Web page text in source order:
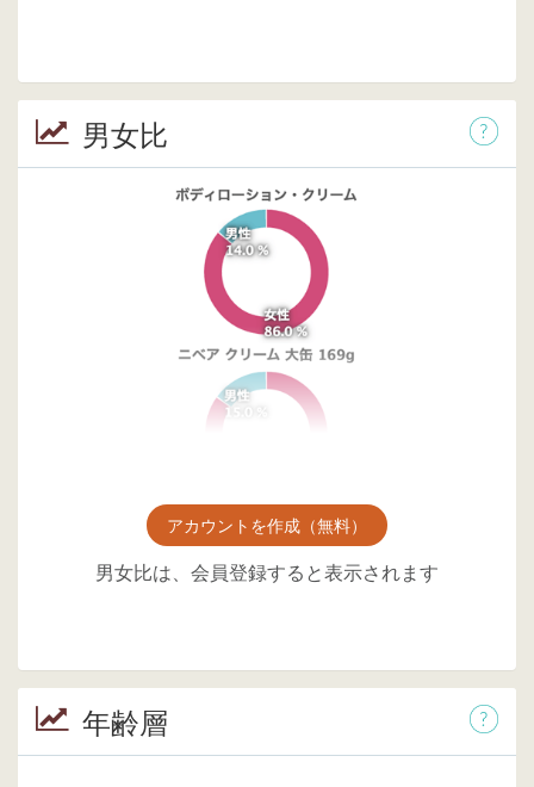
男女比
アカウントを作成（無料）
男女比は、会員登録すると表示されます
年齢層